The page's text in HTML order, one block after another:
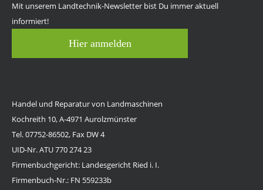
Mit unserem Landtechnik-Newsletter bist Du immer aktuell
informiert!
Hier anmelden
Handel und Reparatur von Landmaschinen
Kochreith 10, A-4971 Aurolzmünster
Tel. 07752-86502, Fax DW 4
UID-Nr. ATU 770 274 23
Firmenbuchgericht: Landesgericht Ried i. I.
Firmenbuch-Nr.: FN 559233b